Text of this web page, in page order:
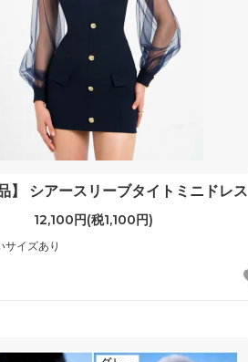
】 シアースリーブタイトミニドレス
12,100円(税1,100円)
サイズあり